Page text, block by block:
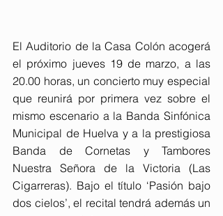
El Auditorio de la Casa Colón acogerá
el próximo jueves 19 de marzo, a las
20.00 horas, un concierto muy especial
que reunirá por primera vez sobre el
mismo escenario a la Banda Sinfónica
Municipal de Huelva y a la prestigiosa
Banda de Cornetas y Tambores
Nuestra Señora de la Victoria (Las
Cigarreras). Bajo el título ‘Pasión bajo
dos cielos’, el recital tendrá además un